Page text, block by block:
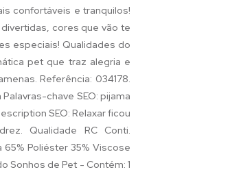
confortáveis e tranquilos!
cores que vão te
especiais! Qualidades do
pet que traz alegria e
Referência: 034178.
chave SEO: pijama
SEO: Relaxar ficou
Qualidade RC Conti.
Poliéster 35% Viscose
Sonhos de Pet - Contém: 1